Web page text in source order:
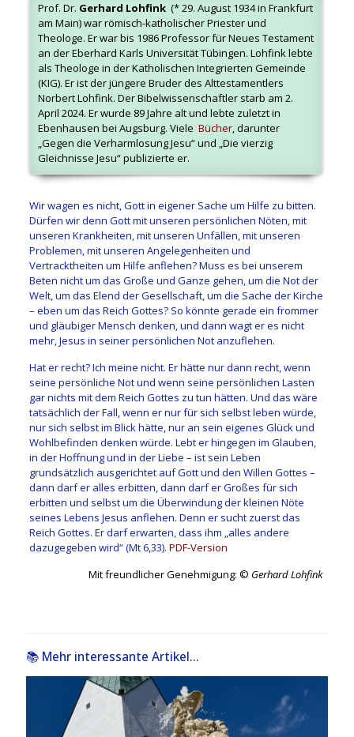
Prof. Dr. Gerhard Lohfink(* 29. August 1934 in Frankfurt
am Main) war römisch-katholischer Priester und
Theologe. Er war bis 1986 Professor für Neues Testament
an der Eberhard Karls Universität Tübingen. Lohfink lebte
als Theologe in der Katholischen Integrierten Gemeinde
(KIG). Er ist der jüngere Bruder des Alttestamentlers
Norbert Lohfink. Der Bibelwissenschaftler starb am 2.
April 2024. Er wurde 89 Jahre alt und lebte zuletzt in
Ebenhausen bei Augsburg. Viele Bücher, darunter
„Gegen die Verharmlosung Jesu“ und „Die vierzig
Gleichnisse Jesu“ publizierte er.
Wir wagen es nicht, Gott in eigener Sache um Hilfe zu bitten.
Dürfen wir denn Gott mit unseren persönlichen Nöten, mit
unseren Krankheiten, mit unseren Unfällen, mit unseren
Problemen, mit unseren Angelegenheiten und
Vertracktheiten um Hilfe anflehen? Muss es bei unserem
Beten nicht um das Große und Ganze gehen, um die Not der
Welt, um das Elend der Gesellschaft, um die Sache der Kirche
– eben um das Reich Gottes? So könnte gerade ein frommer
und gläubiger Mensch denken, und dann wagt er es nicht
mehr, Jesus in seiner persönlichen Not anzuflehen.
Hat er recht? Ich meine nicht. Er hätte nur dann recht, wenn
seine persönliche Not und wenn seine persönlichen Lasten
gar nichts mit dem Reich Gottes zu tun hätten. Und das wäre
tatsächlich der Fall, wenn er nur für sich selbst leben würde,
nur sich selbst im Blick hätte, nur an sein eigenes Glück und
Wohlbefinden denken würde. Lebt er hingegen im Glauben,
in der Hoffnung und in der Liebe – ist sein Leben
grundsätzlich ausgerichtet auf Gott und den Willen Gottes –
dann darf er alles erbitten, dann darf er Großes für sich
erbitten und selbst um die Überwindung der kleinen Nöte
seines Lebens Jesus anflehen. Denn er sucht zuerst das
Reich Gottes. Er darf erwarten, dass ihm „alles andere
dazugegeben wird“ (Mt 6,33). PDF-Version
Mit freundlicher Genehmigung: © Gerhard Lohfink
📚 Mehr interessante Artikel...